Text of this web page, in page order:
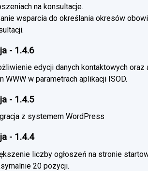
na konsultacje.
wsparcia do określania okresów
- 1.4.6
edycji danych kontaktowych oraz
WWW w parametrach aplikacji ISOD.
- 1.4.5
z systemem WordPress
- 1.4.4
liczby ogłoszeń na stronie
20 pozycji.